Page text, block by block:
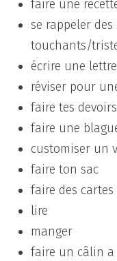
faire une
se rappeler
touchants/
écrire une lettre
réviser pour
faire tes devoirs
faire une
customiser un
faire ton sac
faire des
lire
manger
faire un câlin a